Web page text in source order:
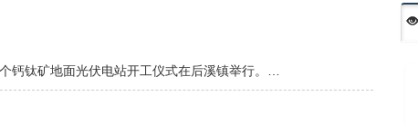
钙钛矿地面光伏电站开工仪式在后溪镇举行。…